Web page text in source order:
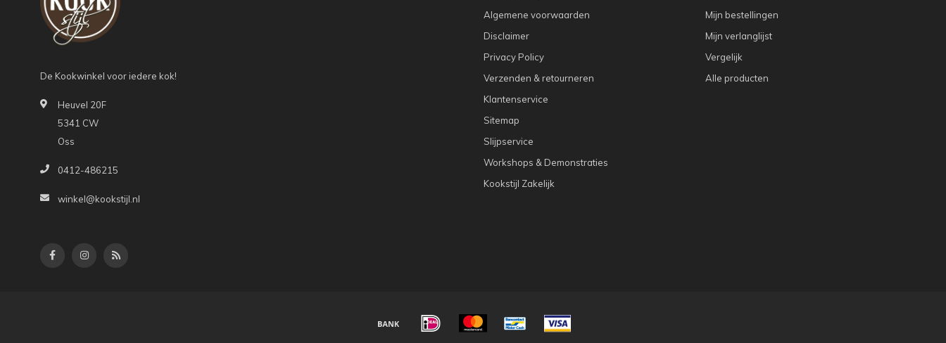
De Kookwinkel voor iedere kok!
Heuvel 20F
5341 CW
Oss
0412-486215
winkel@kookstijl.nl
Algemene voorwaarden
Disclaimer
Privacy Policy
Verzenden & retourneren
Klantenservice
Sitemap
Slijpservice
Workshops & Demonstraties
Kookstijl Zakelijk
Mijn bestellingen
Mijn verlanglijst
Vergelijk
Alle producten